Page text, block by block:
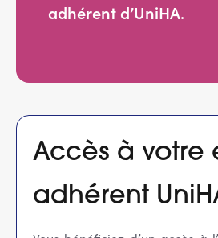
Marchés
Top
adhérent d’UniHA.
Accès à votre
adhérent